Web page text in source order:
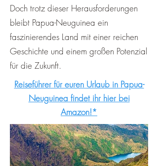
Doch trotz dieser Herausforderungen
bleibt Papua-Neuguinea ein
faszinierendes Land mit einer reichen
Geschichte und einem großen Potenzial
für die Zukunft.
Reiseführer für euren Urlaub in Papua-
Neuguinea findet ihr hier bei
Amazon!*